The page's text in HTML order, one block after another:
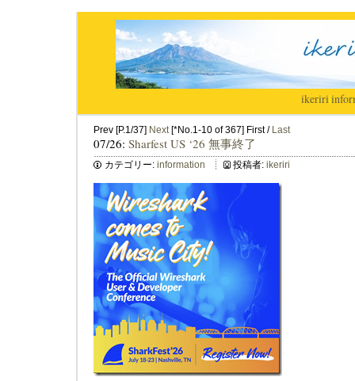
ikeriri|
Prev [P.1/37] Next[*No.1-10 of 367] First / Last
07/26: Sharfest US ‘26 無事終了
カテゴリー: information 投稿者: ikeriri